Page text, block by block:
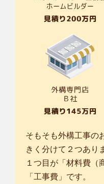
そもそも外構工事の
きく分けて２つあり
１つ目が「材料費（
「工事費」です。